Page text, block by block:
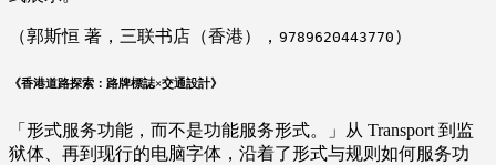
（郭斯恒 著，三联书店（香港）， 9789620443770 ）
《香港道路探索：路牌標誌×交通設計》
「形式服务功能，而不是功能服务形式。」从 Transport 到监
狱体、再到现行的电脑字体，沿着了形式与规则如何服务功